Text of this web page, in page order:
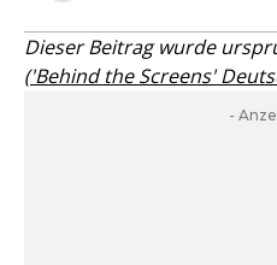
Dieser Beitrag wurde
('Behind the Screens'
-